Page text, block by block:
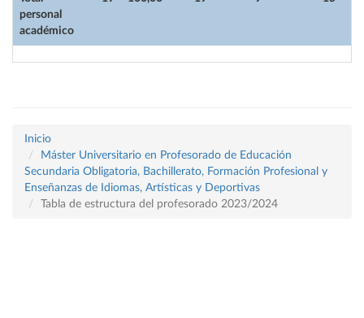
personal
académico
Inicio
Máster Universitario en Profesorado de Educación
Secundaria Obligatoria, Bachillerato, Formación Profesional y
Enseñanzas de Idiomas, Artísticas y Deportivas
Tabla de estructura del profesorado 2023/2024